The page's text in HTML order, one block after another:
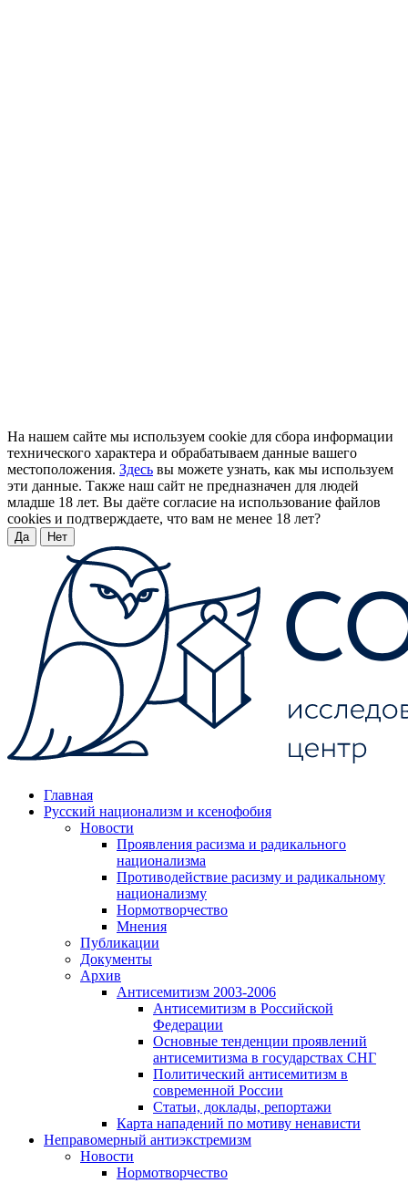
На нашем сайте мы используем cookie для сбора информации
технического характера и обрабатываем данные вашего
местоположения. Здесь вы можете узнать, как мы используем
эти данные. Также наш сайт не предназначен для людей
младше 18 лет. Вы даёте согласие на использование файлов
cookies и подтверждаете, что вам не менее 18 лет?
Да Нет
Главная
Русский национализм и ксенофобия
Новости
Проявления расизма и радикального
национализма
Противодействие расизму и радикальному
национализму
Нормотворчество
Мнения
Публикации
Документы
Архив
Антисемитизм 2003-2006
Антисемитизм в Российской
Федерации
Основные тенденции проявлений
антисемитизма в государствах СНГ
Политический антисемитизм в
современной России
Статьи, доклады, репортажи
Карта нападений по мотиву ненависти
Неправомерный антиэкстремизм
Новости
Нормотворчество